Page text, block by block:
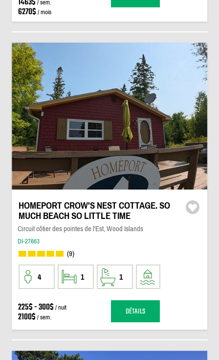
/ sem.
6270$ / mois
HOMEPORT CROW'S NEST COTTAGE. SO
MUCH BEACH SO LITTLE TIME
Circuit côtier des pointes de l'Est, Wood Islands
DI-27663
(9)
4 1 1
225$ - 300$ / nuit
2100$ / sem. DÉTAILS